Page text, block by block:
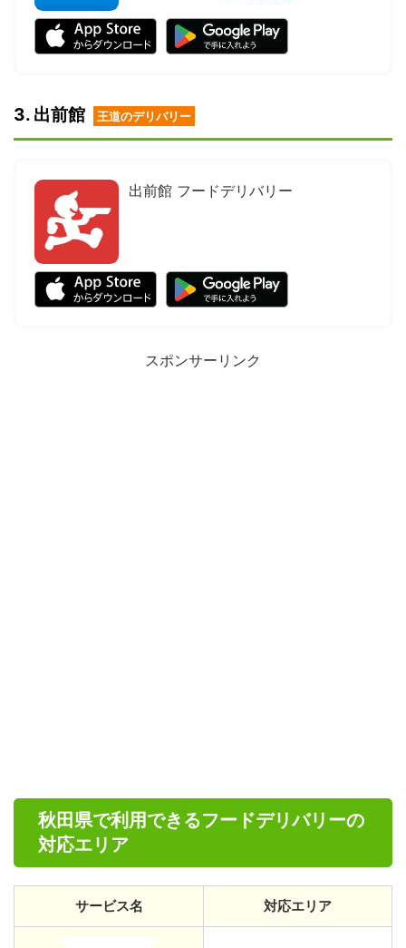
3. 出前館 王道のデリバリー
出前館 フードデリバリー
スポンサーリンク
秋田県で利用できるフードデリバリーの
対応エリア
サービス名 対応エリア